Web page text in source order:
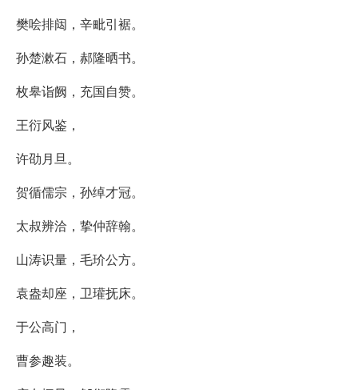
樊哙排闼，辛毗引裾。
孙楚漱石，郝隆晒书。
枚皋诣阙，充国自赞。
王衍风鉴，
许劭月旦。
贺循儒宗，孙绰才冠。
太叔辨洽，挚仲辞翰。
山涛识量，毛玠公方。
袁盎却座，卫瓘抚床。
于公高门，
曹参趣装。